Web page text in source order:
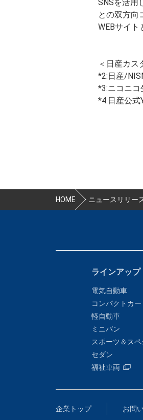
SNSを活用
との双方向
WEBサイト
＜日産カス
*2:日産/
*3:ニコニコ
*4:日産公式
HOME ニュースリリー
ラインアップ
電気自動車
コンパクトカー
軽自動車
ミニバン
スポーツ＆ス
セダン
福祉車両
企業トップ お問